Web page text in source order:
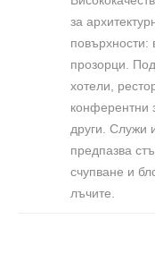
за
повърхности:
прозорци.
хотели,
конферентни
други. Служи
предпазва
счупване и
лъчите.